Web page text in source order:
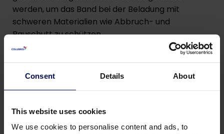
Consent Details About
This website uses cookies
We use cookies to personalise content and ads, to
werden, um das Band bei der Beladung mit
schweren Materialien wie Abbruch- und
Bauschutt zu schützen.